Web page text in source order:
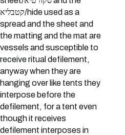
קטבליא/hide used as a
spread and the sheet and
the matting and the mat are
vessels and susceptible to
receive ritual defilement,
anyway when they are
hanging over like tents they
interpose before the
defilement, for a tent even
though it receives
defilement interposes in